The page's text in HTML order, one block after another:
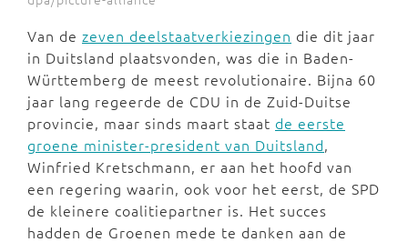
Van de zeven deelstaatverkiezingen die dit jaar
in Duitsland plaatsvonden, was die in Baden-
Württemberg de meest revolutionaire. Bijna 60
jaar lang regeerde de CDU in de Zuid-Duitse
provincie, maar sinds maart staat de eerste
groene minister-president van Duitsland,
Winfried Kretschmann, er aan het hoofd van
een regering waarin, ook voor het eerst, de SPD
de kleinere coalitiepartner is. Het succes
hadden de Groenen mede te danken aan de